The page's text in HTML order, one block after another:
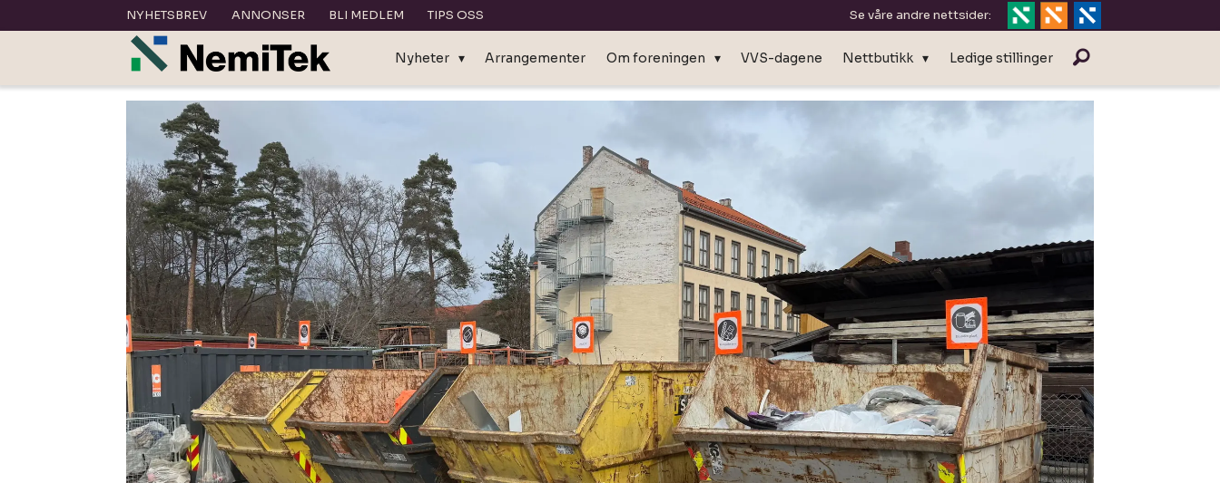
NYHETSBREV ANNONSER BLI MEDLEM TIPS OSS Se våre andre nettsider:
Nyheter Arrangementer Om foreningen VVS-dagene Nettbutikk Ledige stillinger